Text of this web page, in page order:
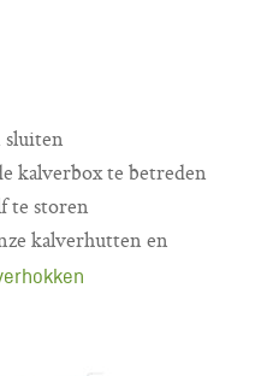
sluiten
kalverbox te betreden
te storen
kalverhutten en